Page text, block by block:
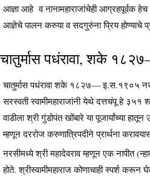
आज्ञा आहे व नानामहाराजांचेही आग्रहपूर्वक
आज्ञेचे पालन करुया व सदगुरुंना प्रिय होण्याचे
चातुर्मास पधंरावा, शके
चातुर्मास पधंरावा शके १८२७— इ.स.१९०५
सरस्वती स्वामीमहाराजांनी येथे दत्तचंपू हे ३५१
वाडीला श्री गुंडोपंत खोंबारे या पूजार्यांच्या
म्हणून दररोज करुणात्रिपदीने प्रार्थना
नरसीमध्ये श्री महादेवराव म्हणून एक नापीत
होते. श्रीस्वामीमहाराज कोणाचाही स्पर्श करून